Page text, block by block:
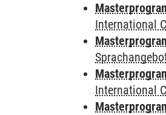
International
International